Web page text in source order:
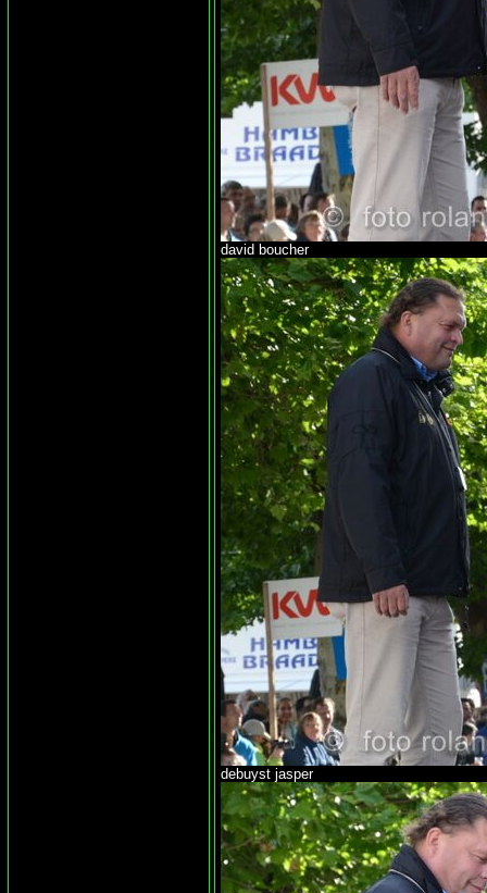
david boucher
debuyst jasper